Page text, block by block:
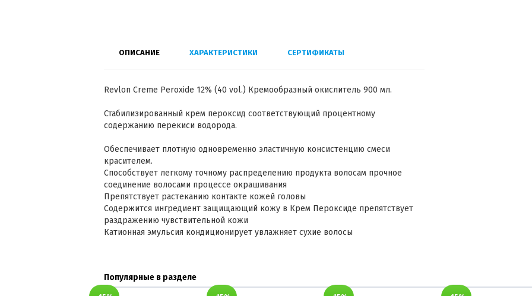
ОПИСАНИЕ ХАРАКТЕРИСТИКИ СЕРТИФИКАТЫ
Revlon Creme Peroxide 12% (40 vol.) Кремообразный окислитель 900 мл.
Стабилизированный крем пероксид соответствующий процентному
содержанию перекиси водорода.
Обеспечивает плотную одновременно эластичную консистенцию смеси
красителем.
Способствует легкому точному распределению продукта волосам прочное
соединение волосами процессе окрашивания
Препятствует растеканию контакте кожей головы
Содержится ингредиент защищающий кожу в Крем Пероксиде препятствует
раздражению чувствительной кожи
Катионная эмульсия кондиционирует увлажняет сухие волосы
Популярные в разделе